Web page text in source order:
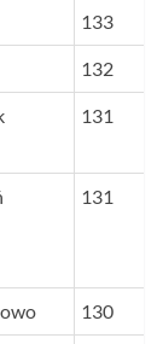
133
132
131
131
130